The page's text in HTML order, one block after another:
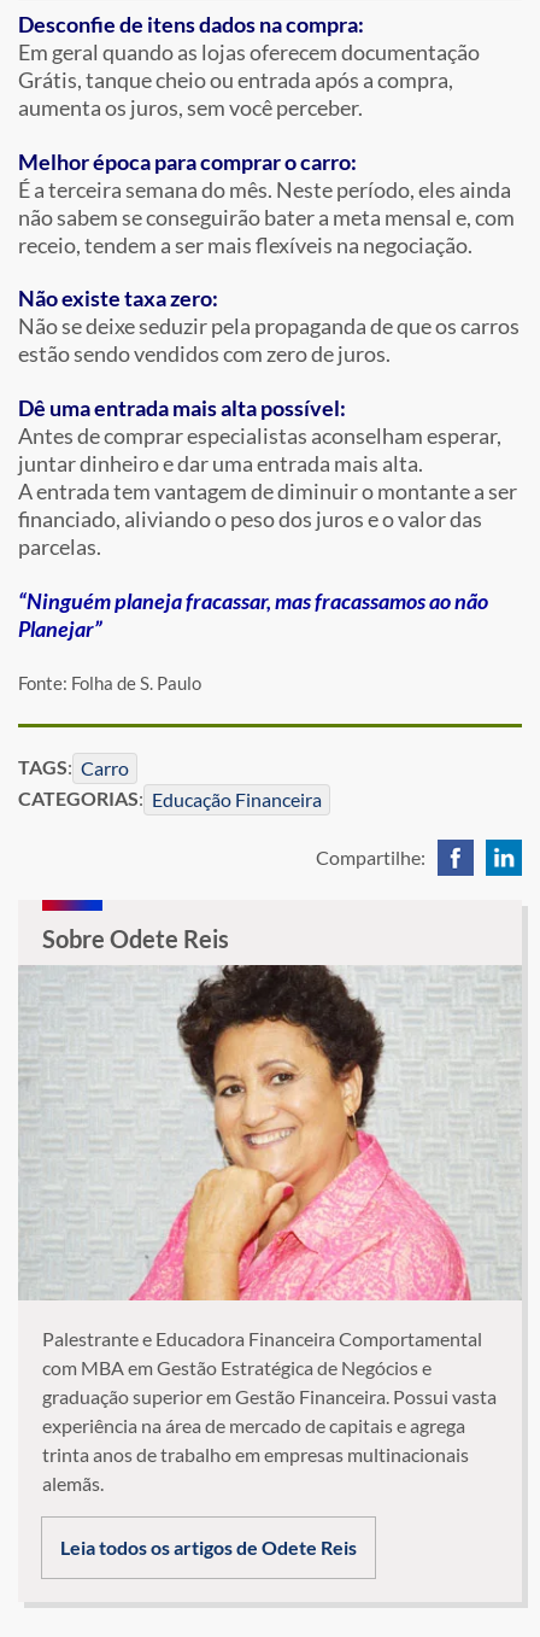
Desconfie de itens dados na compra:
Em geral quando as lojas oferecem documentação
Grátis, tanque cheio ou entrada após a compra,
aumenta os juros, sem você perceber.
Melhor época para comprar o carro:
É a terceira semana do mês. Neste período, eles ainda
não sabem se conseguirão bater a meta mensal e, com
receio, tendem a ser mais flexíveis na negociação.
Não existe taxa zero:
Não se deixe seduzir pela propaganda de que os carros
estão sendo vendidos com zero de juros.
Dê uma entrada mais alta possível:
Antes de comprar especialistas aconselham esperar,
juntar dinheiro e dar uma entrada mais alta.
A entrada tem vantagem de diminuir o montante a ser
financiado, aliviando o peso dos juros e o valor das
parcelas.
“Ninguém planeja fracassar, mas fracassamos ao não
Planejar”
Fonte: Folha de S. Paulo
TAGS: Carro
CATEGORIAS: Educação Financeira
Compartilhe:
Sobre Odete Reis
Palestrante e Educadora Financeira Comportamental
com MBA em Gestão Estratégica de Negócios e
graduação superior em Gestão Financeira. Possui vasta
experiência na área de mercado de capitais e agrega
trinta anos de trabalho em empresas multinacionais
alemãs.
Leia todos os artigos de Odete Reis